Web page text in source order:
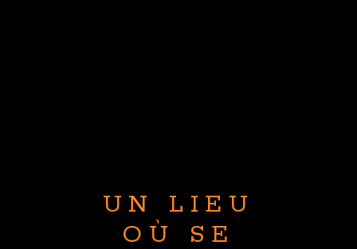
UN LIEU
OÙ SE